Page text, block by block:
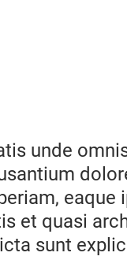
unde
eaque
et quasi
sunt